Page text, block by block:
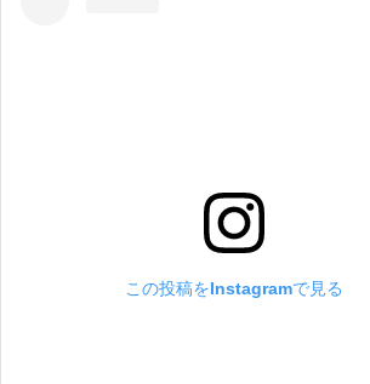
この投稿をInstagramで見る